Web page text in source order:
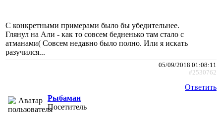
С конкретными примерами было бы убедительнее.
Глянул на Али - как то совсем бедненько там стало с
атманами( Совсем недавно было полно. Или я искать
разучился...
05/09/2018 01:08:11
#2530762
Ответить
Рыбаман
Посетитель